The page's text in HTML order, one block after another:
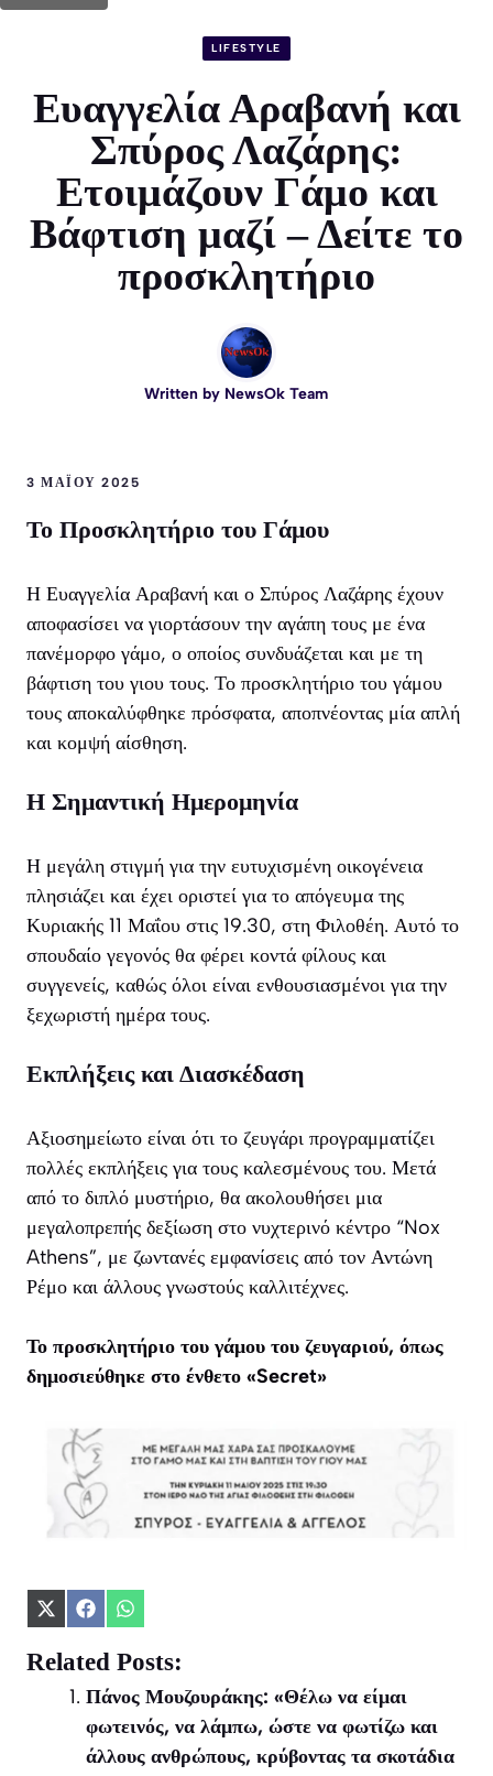
LIFESTYLE
Ευαγγελία Αραβανή και
Σπύρος Λαζάρης:
Ετοιμάζουν Γάμο και
Βάφτιση μαζί – Δείτε το
προσκλητήριο
Written by NewsOk Team
3 ΜΑΪ́ΟΥ 2025
Το Προσκλητήριο του Γάμου
Η Ευαγγελία Αραβανή και ο Σπύρος Λαζάρης έχουν
αποφασίσει να γιορτάσουν την αγάπη τους με ένα
πανέμορφο γάμο, ο οποίος συνδυάζεται και με τη
βάφτιση του γιου τους. Το προσκλητήριο του γάμου
τους αποκαλύφθηκε πρόσφατα, αποπνέοντας μία απλή
και κομψή αίσθηση.
Η Σημαντική Ημερομηνία
Η μεγάλη στιγμή για την ευτυχισμένη οικογένεια
πλησιάζει και έχει οριστεί για το απόγευμα της
Κυριακής 11 Μαΐου στις 19.30, στη Φιλοθέη. Αυτό το
σπουδαίο γεγονός θα φέρει κοντά φίλους και
συγγενείς, καθώς όλοι είναι ενθουσιασμένοι για την
ξεχωριστή ημέρα τους.
Εκπλήξεις και Διασκέδαση
Αξιοσημείωτο είναι ότι το ζευγάρι προγραμματίζει
πολλές εκπλήξεις για τους καλεσμένους του. Μετά
από το διπλό μυστήριο, θα ακολουθήσει μια
μεγαλοπρεπής δεξίωση στο νυχτερινό κέντρο “Nox
Athens”, με ζωντανές εμφανίσεις από τον Αντώνη
Ρέμο και άλλους γνωστούς καλλιτέχνες.
Το προσκλητήριο του γάμου του ζευγαριού, όπως
δημοσιεύθηκε στο ένθετο «Secret»
Share
X
(Twitter)
Share
Facebook
Share
WhatsApp
Related Posts:
Πάνος Μουζουράκης: «Θέλω να είμαι
φωτεινός, να λάμπω, ώστε να φωτίζω και
άλλους ανθρώπους, κρύβοντας τα σκοτάδια